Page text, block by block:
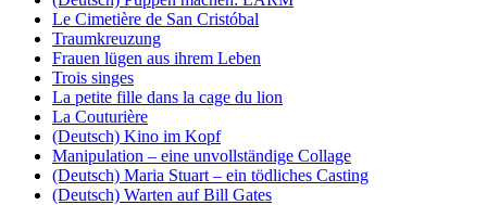
Le Cimetière de San Cristóbal
Traumkreuzung
Frauen lügen aus ihrem Leben
Trois singes
La petite fille dans la cage du lion
La Couturière
(Deutsch) Kino im Kopf
Manipulation – eine unvollständige Collage
(Deutsch) Maria Stuart – ein tödliches Casting
(Deutsch) Warten auf Bill Gates